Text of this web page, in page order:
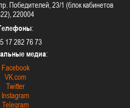
Победителей, 23/1 (блок кабинетов
220004
:
17 282 76 73
медиа:
Facebook
VK.com
Twitter
Instagram
Telegram